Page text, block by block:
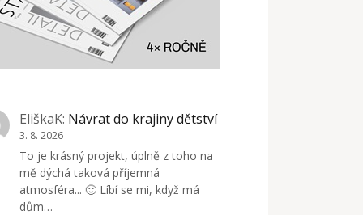
EliškaK: Návrat do krajiny dětství
3. 8. 2026
To je krásný projekt, úplně z toho na
mě dýchá taková příjemná
atmosféra... 🙂 Líbí se mi, když má
dům…